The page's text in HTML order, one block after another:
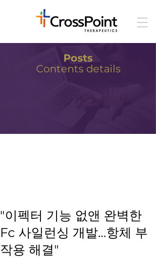
Posts
Contents details
"이펙터 기능 없앤 완벽한
Fc 사일런싱 개발…항체 부
작용 해결"